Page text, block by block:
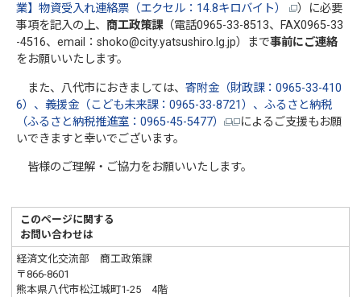
業】物資受入れ連絡票（エクセル：14.8キロバイト）
）に必要
事項を記入の上、商工政策課（電話0965-33-8513、FAX0965-33
-4516、email：shoko@city.yatsushiro.lg.jp）まで事前にご連絡
をお願いいたします。
また、八代市におきましては、寄附金（財政課：0965-33-410
6）、義援金（こども未来課：0965-33-8721）、ふるさと納税
（ふるさと納税推進室：0965-45-5477）
によるご支援もお願
いできますと幸いでございます。
皆様のご理解・ご協力をお願いいたします。
このページに関する
お問い合わせは
経済文化交流部 商工政策課
〒866-8601
熊本県八代市松江城町1-25 4階